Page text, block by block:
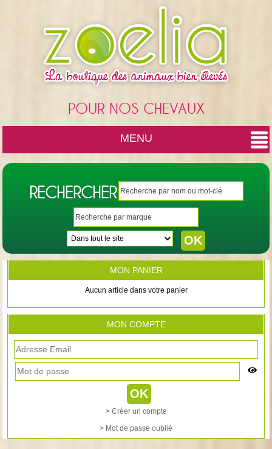
POUR NOS CHEVAUX
MENU
RECHERCHER
MON PANIER
Aucun article dans votre panier
MON COMPTE
> Créer un compte
> Mot de passe oublié